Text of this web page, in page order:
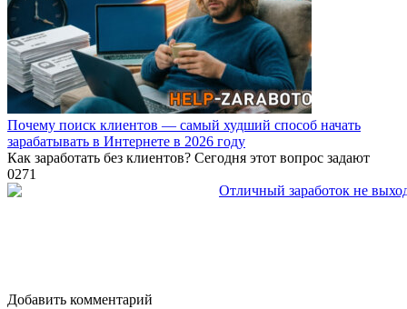
Почему поиск клиентов — самый худший способ начать
зарабатывать в Интернете в 2026 году
Как заработать без клиентов? Сегодня этот вопрос задают
0271
Добавить комментарий